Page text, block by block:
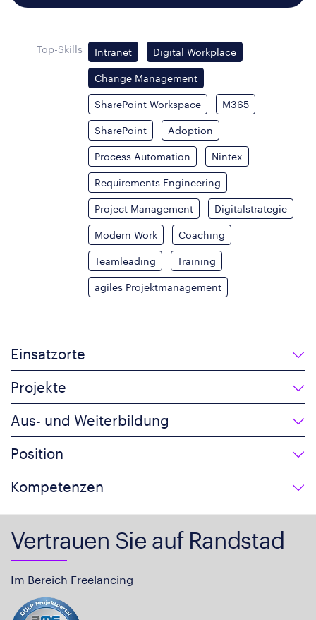
Top-Skills Intranet Digital Workplace
Change Management
SharePoint Workspace M365
SharePoint Adoption
Process Automation Nintex
Requirements Engineering
Project Management Digitalstrategie
Modern Work Coaching
Teamleading Training
agiles Projektmanagement
Einsatzorte
Projekte
Aus- und Weiterbildung
Position
Kompetenzen
Vertrauen Sie auf Randstad
Im Bereich Freelancing